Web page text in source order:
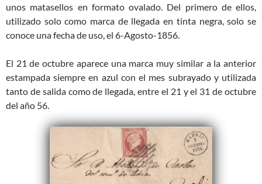
unos matasellos en formato ovalado. Del primero de ellos,
utilizado solo como marca de llegada en tinta negra, solo se
conoce una fecha de uso, el 6-Agosto-1856.
El 21 de octubre aparece una marca muy similar a la anterior
estampada siempre en azul con el mes subrayado y utilizada
tanto de salida como de llegada, entre el 21 y el 31 de octubre
del año 56.